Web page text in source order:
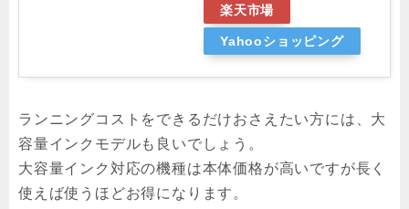
楽天市場
Yahooショッピング
ランニングコストをできるだけおさえたい方には、大
容量インクモデルも良いでしょう。
大容量インク対応の機種は本体価格が高いですが長く
使えば使うほどお得になります。